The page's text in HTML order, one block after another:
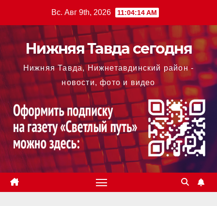
содержимому
Вс. Авг 9th, 2026 11:04:15 AM
Нижняя Тавда сегодня
Нижняя Тавда, Нижнетавдинский район -
новости, фото и видео